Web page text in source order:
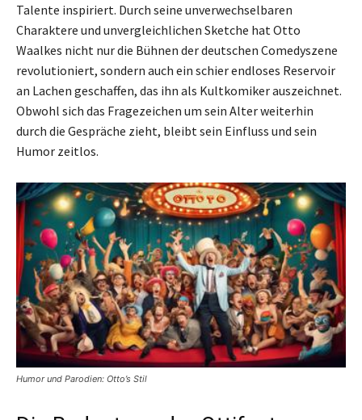
Talente inspiriert. Durch seine unverwechselbaren
Charaktere und unvergleichlichen Sketche hat Otto
Waalkes nicht nur die Bühnen der deutschen Comedyszene
revolutioniert, sondern auch ein schier endloses Reservoir
an Lachen geschaffen, das ihn als Kultkomiker auszeichnet.
Obwohl sich das Fragezeichen um sein Alter weiterhin
durch die Gespräche zieht, bleibt sein Einfluss und sein
Humor zeitlos.
Humor und Parodien: Otto’s Stil